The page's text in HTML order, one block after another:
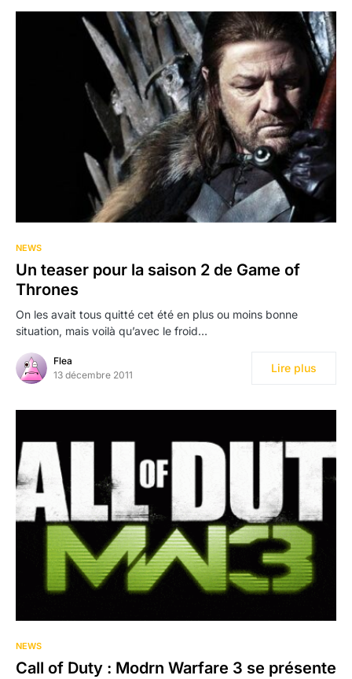
NEWS
Un teaser pour la saison 2 de Game of
Thrones
On les avait tous quitté cet été en plus ou moins bonne
situation, mais voilà qu’avec le froid…
Flea
13 décembre 2011
Lire plus
NEWS
Call of Duty : Modrn Warfare 3 se présente